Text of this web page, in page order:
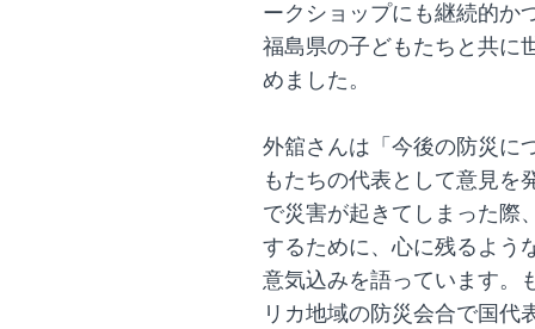
ークショップにも継続的か
福島県の子どもたちと共に
めました。
外舘さんは「今後の防災に
もたちの代表として意見を
で災害が起きてしまった際
するために、心に残るよう
意気込みを語っています。
リカ地域の防災会合で国代